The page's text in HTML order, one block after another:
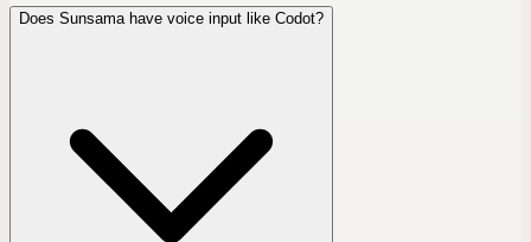
Does Sunsama have voice input like Codot?